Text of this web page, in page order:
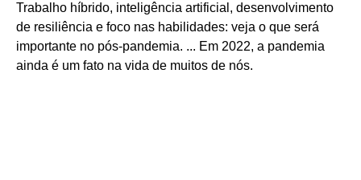
Trabalho híbrido, inteligência artificial, desenvolvimento
de resiliência e foco nas habilidades: veja o que será
importante no pós-pandemia. ... Em 2022, a pandemia
ainda é um fato na vida de muitos de nós.